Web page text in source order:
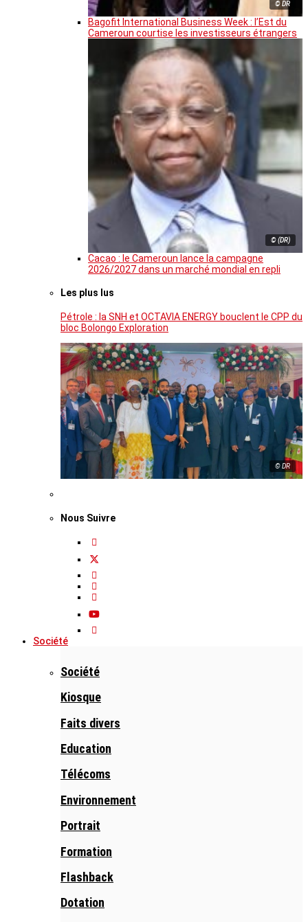
© DR
Bagofit International Business Week : l’Est du
Cameroun courtise les investisseurs étrangers
© (DR)
Cacao : le Cameroun lance la campagne
2026/2027 dans un marché mondial en repli
Les plus lus
Pétrole : la SNH et OCTAVIA ENERGY bouclent le CPP du
bloc Bolongo Exploration
© DR
Nous Suivre
Société
Société
Kiosque
Faits divers
Education
Télécoms
Environnement
Portrait
Formation
Flashback
Dotation